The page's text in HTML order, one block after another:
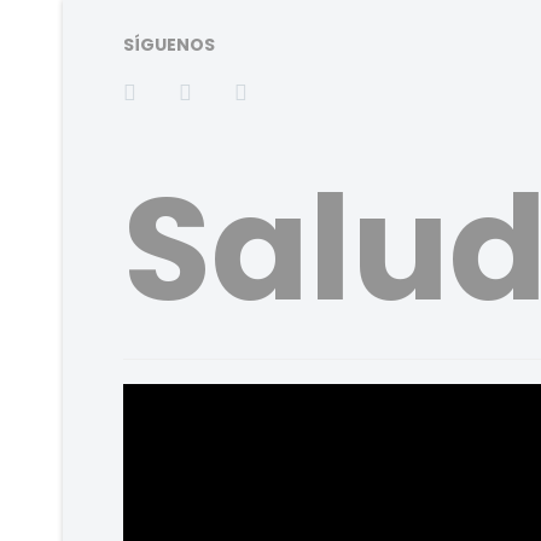
SÍGUENOS
Salud